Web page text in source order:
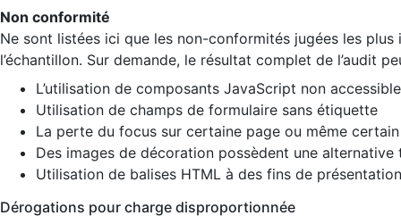
Non conformité
Ne sont listées ici que les non-conformités jugées les
l’échantillon. Sur demande, le résultat complet de l’audit
L’utilisation de composants JavaScript non
Utilisation de champs de formulaire sans étiquette
La perte du focus sur certaine page ou même
Des images de décoration possèdent une alternative
Utilisation de balises HTML à des fins de
Dérogations pour charge disproportionnée